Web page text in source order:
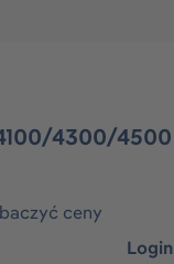
4300/4500
ceny
Login